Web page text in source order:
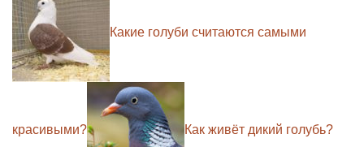
Какие голуби считаются самыми
красивыми? Как живёт дикий голубь?